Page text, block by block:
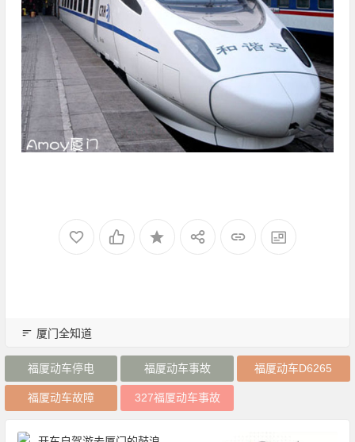
厦门全知道
福厦动车停电 福厦动车事故 福厦动车D6265
福厦动车故障 327福厦动车事故